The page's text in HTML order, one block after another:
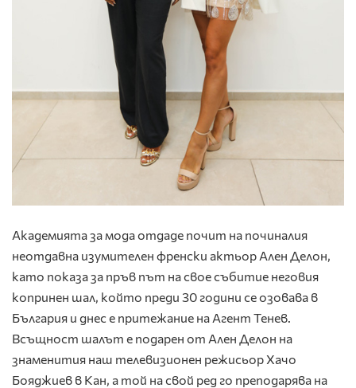
Академията за мода отдаде почит на починалия
неотдавна изумителен френски актьор Ален Делон,
като показа за пръв път на свое събитие неговия
копринен шал, който преди 30 години се озовава в
България и днес е притежание на Агент Тенев.
Всъщност шалът е подарен от Ален Делон на
знаменития наш телевизионен режисьор Хачо
Бояджиев в Кан, а той на свой ред го преподарява на